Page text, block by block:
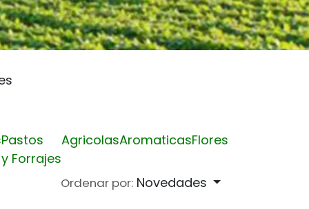
Pastos
y Forrajes
AgricolasAromaticasFlores
Ordenar por: Novedades